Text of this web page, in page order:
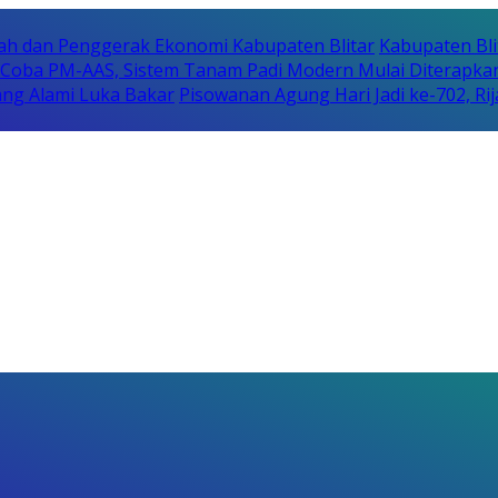
dan Penggerak Ekonomi Kabupaten Blitar Kabupaten
PM-AAS, Sistem Tanam Padi Modern Mulai
Alami Luka Bakar Pisowanan Agung Hari Jadi ke-702,